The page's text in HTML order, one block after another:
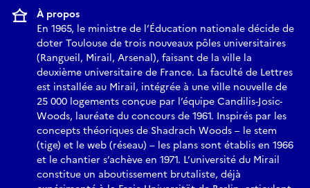
expérimenter un pan de recherche en train de se faire, dans
un esprit collectif, curieux, et engagé dans les transitions
écologiques et culturelles.
1 - Atelier terre
2 - Atelier manipulations grains et fibres végétales (àmaco)
Ateliers ouverts à tout public (adulte) et gratuit
Nombre de participants : 35 / Durée : 1h30 pour chaque
Sur inscriptionavant le 6 octobre par mel à :
tocatierraensat@gmail.com
Possibilité de participer aux 2 ateliers
À propos
En 1965, le ministre de l’Éducation nationale décide de
doter Toulouse de trois nouveaux pôles universitaires
(Rangueil, Mirail, Arsenal), faisant de la ville la
deuxième universitaire de France. La faculté de Lettres
est installée au Mirail, intégrée à une ville nouvelle de
25 000 logements conçue par l’équipe Candilis-Josic-
Woods, lauréate du concours de 1961. Inspirés par les
concepts théoriques de Shadrach Woods – le stem
(tige) et le web (réseau) – les plans sont établis en 1966
et le chantier s’achève en 1971. L’université du Mirail
constitue un aboutissement brutaliste, déjà